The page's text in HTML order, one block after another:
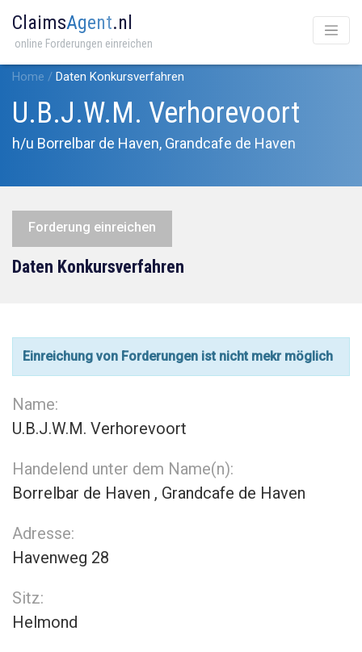
ClaimsAgent.nl
online Forderungen einreichen
Home / Daten Konkursverfahren
U.B.J.W.M. Verhorevoort
h/u Borrelbar de Haven, Grandcafe de Haven
Forderung einreichen
Daten Konkursverfahren
Einreichung von Forderungen ist nicht mekr möglich
Name:
U.B.J.W.M. Verhorevoort
Handelend unter dem Name(n):
Borrelbar de Haven , Grandcafe de Haven
Adresse:
Havenweg 28
Sitz:
Helmond